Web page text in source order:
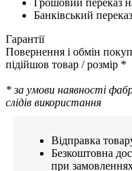
Банківський
Гарантії
Повернення і обмін
підійшов товар / розмір *
* за умови наявності
слідів використання
Відправка
Безкоштовна
при